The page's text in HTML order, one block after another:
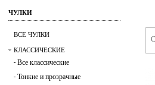
ЧУЛКИ
ВСЕ ЧУЛКИ
КЛАССИЧЕСКИЕ
Всеклассические
Тонкие и прозрачные